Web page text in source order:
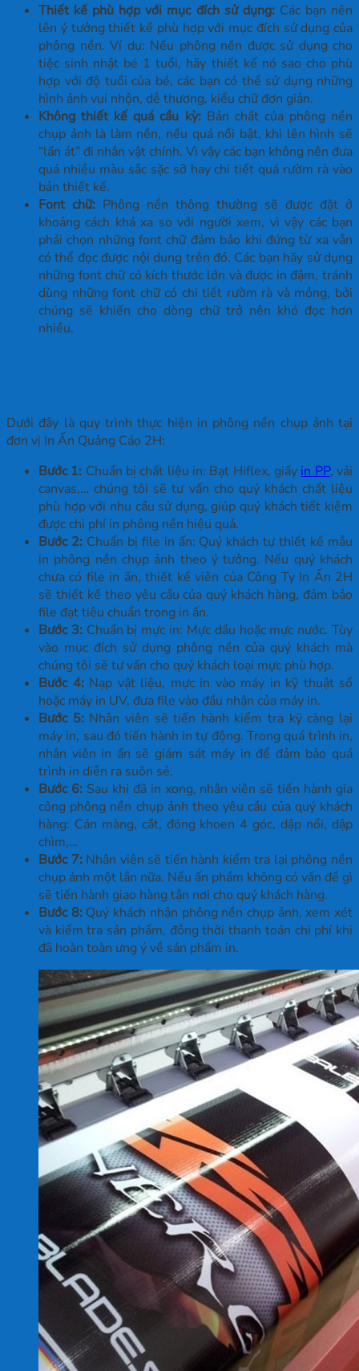
Thiết kế phù hợp với mục đích sử dụng:Các bạn nên
lên ý tưởng thiết kế phù hợp với mục đích sử dụng của
phông nền. Ví dụ: Nếu phông nền được sử dụng cho
tiệc sinh nhật bé 1 tuổi, hãy thiết kế nó sao cho phù
hợp với độ tuổi của bé, các bạn có thể sử dụng những
hình ảnh vui nhộn, dễ thương, kiểu chữ đơn giản.
Không thiết kế quá cầu kỳ:Bản chất của phông nền
chụp ảnh là làm nền, nếu quá nổi bật, khi lên hình sẽ
“lấn át” đi nhân vật chính. Vì vậy các bạn không nên đưa
quá nhiều màu sắc sặc sỡ hay chi tiết quá rườm rà vào
bản thiết kế.
Font chữ: Phông nền thông thường sẽ được đặt ở
khoảng cách khá xa so với người xem, vì vậy các bạn
phải chọn những font chữ đảm bảo khi đứng từ xa vẫn
có thể đọc được nội dung trên đó. Các bạn hãy sử dụng
những font chữ có kích thước lớn và được in đậm, tránh
dùng những font chữ có chi tiết rườm rà và mỏng, bởi
chúng sẽ khiến cho dòng chữ trở nên khó đọc hơn
nhiều.
Dưới đây là quy trình thực hiện in phông nền chụp ảnh tại
đơn vị In Ấn Quảng Cáo 2H:
Bước 1: Chuẩn bị chất liệu in: Bạt Hiflex, giấy in PP, vải
canvas,… chúng tôi sẽ tư vấn cho quý khách chất liệu
phù hợp với nhu cầu sử dụng, giúp quý khách tiết kiệm
được chi phí in phông nền hiệu quả.
Bước 2:Chuẩn bị file in ấn: Quý khách tự thiết kế mẫu
in phông nền chụp ảnh theo ý tưởng. Nếu quý khách
chưa có file in ấn, thiết kế viên của Công Ty In Ấn 2H
sẽ thiết kế theo yêu cầu của quý khách hàng, đảm bảo
file đạt tiêu chuẩn trong in ấn.
Bước 3:Chuẩn bị mực in: Mực dầu hoặc mực nước. Tùy
vào mục đích sử dụng phông nền của quý khách mà
chúng tôi sẽ tư vấn cho quý khách loại mực phù hợp.
Bước 4:Nạp vật liệu, mực in vào máy in kỹ thuật số
hoặc máy in UV, đưa file vào đầu nhận của máy in.
Bước 5:Nhân viên sẽ tiến hành kiểm tra kỹ càng lại
máy in, sau đó tiến hành in tự động. Trong quá trình in,
nhân viên in ấn sẽ giám sát máy in để đảm bảo quá
trình in diễn ra suôn sẻ.
Bước 6:Sau khi đã in xong, nhân viên sẽ tiến hành gia
công phông nền chụp ảnh theo yêu cầu của quý khách
hàng: Cán màng, cắt, đóng khoen 4 góc, dập nổi, dập
chìm,…
Bước 7:Nhân viên sẽ tiến hành kiểm tra lại phông nền
chụp ảnh một lần nữa. Nếu ấn phẩm không có vấn đề gì
sẽ tiến hành giao hàng tận nơi cho quý khách hàng.
Bước 8:Quý khách nhận phông nền chụp ảnh, xem xét
và kiểm tra sản phẩm, đồng thời thanh toán chi phí khi
đã hoàn toàn ưng ý về sản phẩm in.